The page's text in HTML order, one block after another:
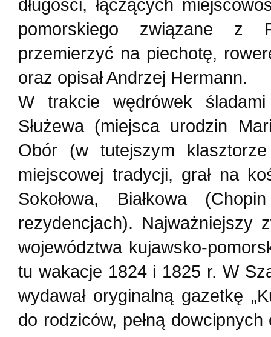
długości, łączących
pomorskiego związane z
przemierzyć na piechotę,
oraz opisał Andrzej Hermann.
W trakcie wędrówek
Służewa (miejsca urodzin
Obór (w tutejszym klasztorze
miejscowej tradycji, grał na
Sokołowa, Białkowa
rezydencjach). Najważniejszy
województwa kujawsko-
tu wakacje 1824 i 1825 r. W
wydawał oryginalną gazetkę
do rodziców, pełną